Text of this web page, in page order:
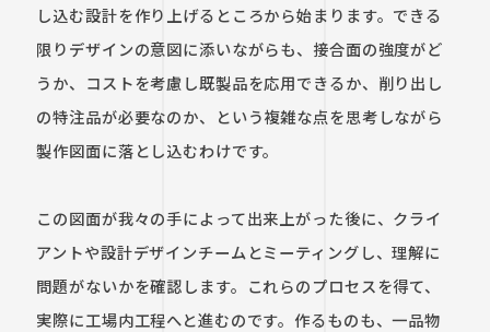
し込む設計を作り上げるところから始まります。できる
限りデザインの意図に添いながらも、接合面の強度がど
うか、コストを考慮し既製品を応用できるか、削り出し
の特注品が必要なのか、という複雑な点を思考しながら
製作図面に落とし込むわけです。
この図面が我々の手によって出来上がった後に、クライ
アントや設計デザインチームとミーティングし、理解に
問題がないかを確認します。これらのプロセスを得て、
実際に工場内工程へと進むのです。作るものも、一品物